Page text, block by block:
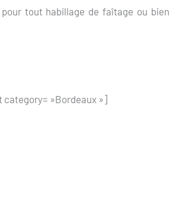
tout habillage de faîtage ou bien
»Bordeaux »]